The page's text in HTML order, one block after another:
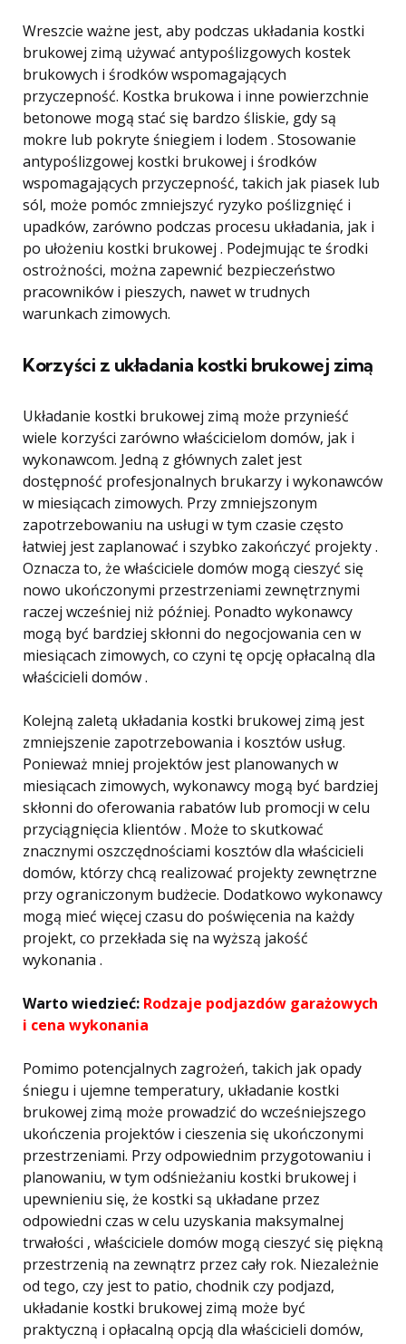
Wreszcie ważne jest, aby podczas układania kostki
brukowej zimą używać antypoślizgowych kostek
brukowych i środków wspomagających
przyczepność. Kostka brukowa i inne powierzchnie
betonowe mogą stać się bardzo śliskie, gdy są
mokre lub pokryte śniegiem i lodem . Stosowanie
antypoślizgowej kostki brukowej i środków
wspomagających przyczepność, takich jak piasek lub
sól, może pomóc zmniejszyć ryzyko poślizgnięć i
upadków, zarówno podczas procesu układania, jak i
po ułożeniu kostki brukowej . Podejmując te środki
ostrożności, można zapewnić bezpieczeństwo
pracowników i pieszych, nawet w trudnych
warunkach zimowych.
Korzyści z układania kostki brukowej zimą
Układanie kostki brukowej zimą może przynieść
wiele korzyści zarówno właścicielom domów, jak i
wykonawcom. Jedną z głównych zalet jest
dostępność profesjonalnych brukarzy i wykonawców
w miesiącach zimowych. Przy zmniejszonym
zapotrzebowaniu na usługi w tym czasie często
łatwiej jest zaplanować i szybko zakończyć projekty .
Oznacza to, że właściciele domów mogą cieszyć się
nowo ukończonymi przestrzeniami zewnętrznymi
raczej wcześniej niż później. Ponadto wykonawcy
mogą być bardziej skłonni do negocjowania cen w
miesiącach zimowych, co czyni tę opcję opłacalną dla
właścicieli domów .
Kolejną zaletą układania kostki brukowej zimą jest
zmniejszenie zapotrzebowania i kosztów usług.
Ponieważ mniej projektów jest planowanych w
miesiącach zimowych, wykonawcy mogą być bardziej
skłonni do oferowania rabatów lub promocji w celu
przyciągnięcia klientów . Może to skutkować
znacznymi oszczędnościami kosztów dla właścicieli
domów, którzy chcą realizować projekty zewnętrzne
przy ograniczonym budżecie. Dodatkowo wykonawcy
mogą mieć więcej czasu do poświęcenia na każdy
projekt, co przekłada się na wyższą jakość
wykonania .
Warto wiedzieć: Rodzaje podjazdów garażowych
i cena wykonania
Pomimo potencjalnych zagrożeń, takich jak opady
śniegu i ujemne temperatury, układanie kostki
brukowej zimą może prowadzić do wcześniejszego
ukończenia projektów i cieszenia się ukończonymi
przestrzeniami. Przy odpowiednim przygotowaniu i
planowaniu, w tym odśnieżaniu kostki brukowej i
upewnieniu się, że kostki są układane przez
odpowiedni czas w celu uzyskania maksymalnej
trwałości , właściciele domów mogą cieszyć się piękną
przestrzenią na zewnątrz przez cały rok. Niezależnie
od tego, czy jest to patio, chodnik czy podjazd,
układanie kostki brukowej zimą może być
praktyczną i opłacalną opcją dla właścicieli domów,